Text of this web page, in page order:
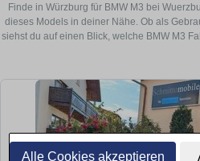
Alle Cookies akzeptieren
Finde in Würzburg für BMW M3 bei
dieses Models in deiner Nähe. Ob als
siehst du auf einen Blick, welche BMW M3